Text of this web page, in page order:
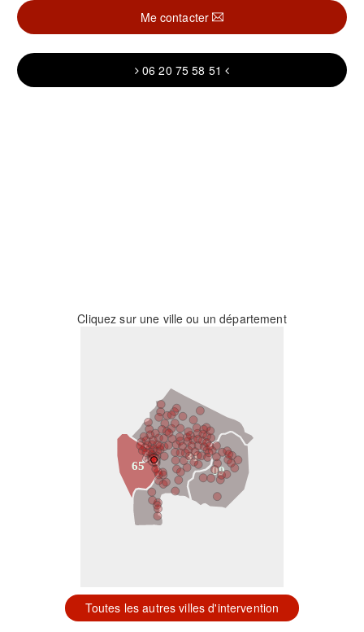
Me contacter
06 20 75 58 51
Cliquez sur une ville ou un département
31
09
65
Toutes les autres villes d'intervention